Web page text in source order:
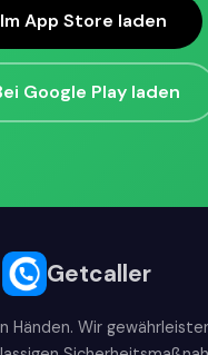
Im App Store laden
Google Play laden
Getcaller
Händen. Wir